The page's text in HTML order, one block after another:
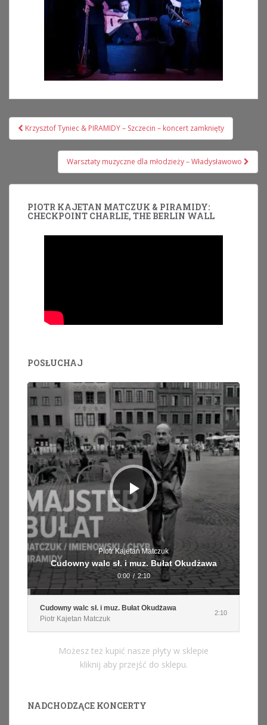
Nawigacja
wpisu
Krzysztof Tyniec & PIRAMIDY – Szczecin – koncert zamknięty
Warsztaty muzyczne dla młodzieży – Władysławowo
PIOTR KAJETAN MATCZUK & PIRAMIDY:
CHECKPOINT CHARLIE, THE BERLIN WALL
POSŁUCHAJ
Odtwarzacz
dźwiękowych
Piotr Kajetan Matczuk
Cudowny walc sł. i muz. Bułat Okudżawa
0:00 / 2:10
Cudowny walc sł. i muz. Bułat Okudżawa
Piotr Kajetan Matczuk
2:10
Możesz też kupić nasze płyty w sklepie
kliknij aby przejść do sklepu.
NADCHODZĄCE KONCERTY